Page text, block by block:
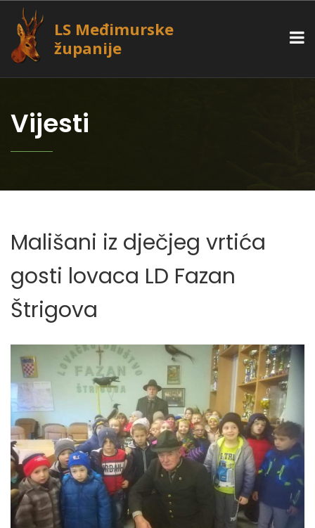
LS Međimurske
županije
Vijesti
Mališani iz dječjeg vrtića
gosti lovaca LD Fazan
Štrigova